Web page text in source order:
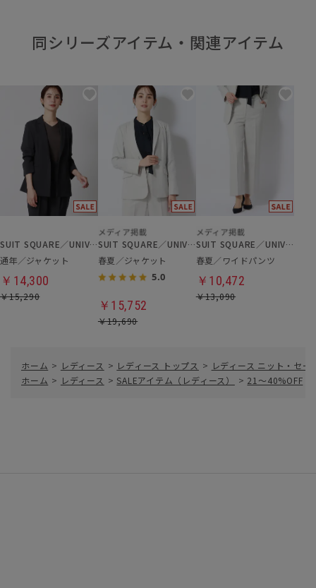
同シリーズアイテム・関連アイテム
SUIT SQUARE／UNIVERSAL LANGUAGE／WHITE
通年／ジャケット
￥14,300
￥15,290
SUIT SQUARE／UNIVERSAL LANGUAGE／WHITE
春夏／ジャケット
5.0
￥15,752
￥19,690
SUIT SQUARE／UNIVERSAL LANGUAGE／WHITE
春夏／ワイドパンツ
￥10,472
￥13,090
ホーム > レディース > レディース トップス > レディース ニット・セー
ホーム > レディース > SALEアイテム（レディース） > 21～40%OFF